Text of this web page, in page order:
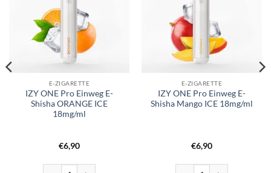
E-ZIGARETTE
IZY ONE Pro Einweg E-
Shisha ORANGE ICE
18mg/ml
€6,90
E-ZIGARETTE
IZY ONE Pro Einweg E-
Shisha Mango ICE 18mg/ml
€6,90